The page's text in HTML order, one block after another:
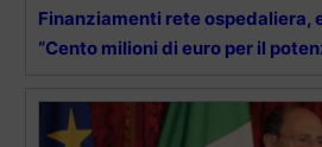
Finanziamenti rete ospedaliera,
“Cento milioni di euro per il